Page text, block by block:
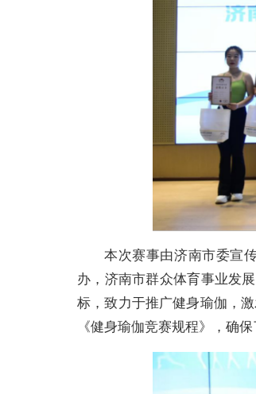
本次赛事由济南市委宣
办，济南市群众体育事业发
标，致力于推广健身瑜伽，
《健身瑜伽竞赛规程》，确